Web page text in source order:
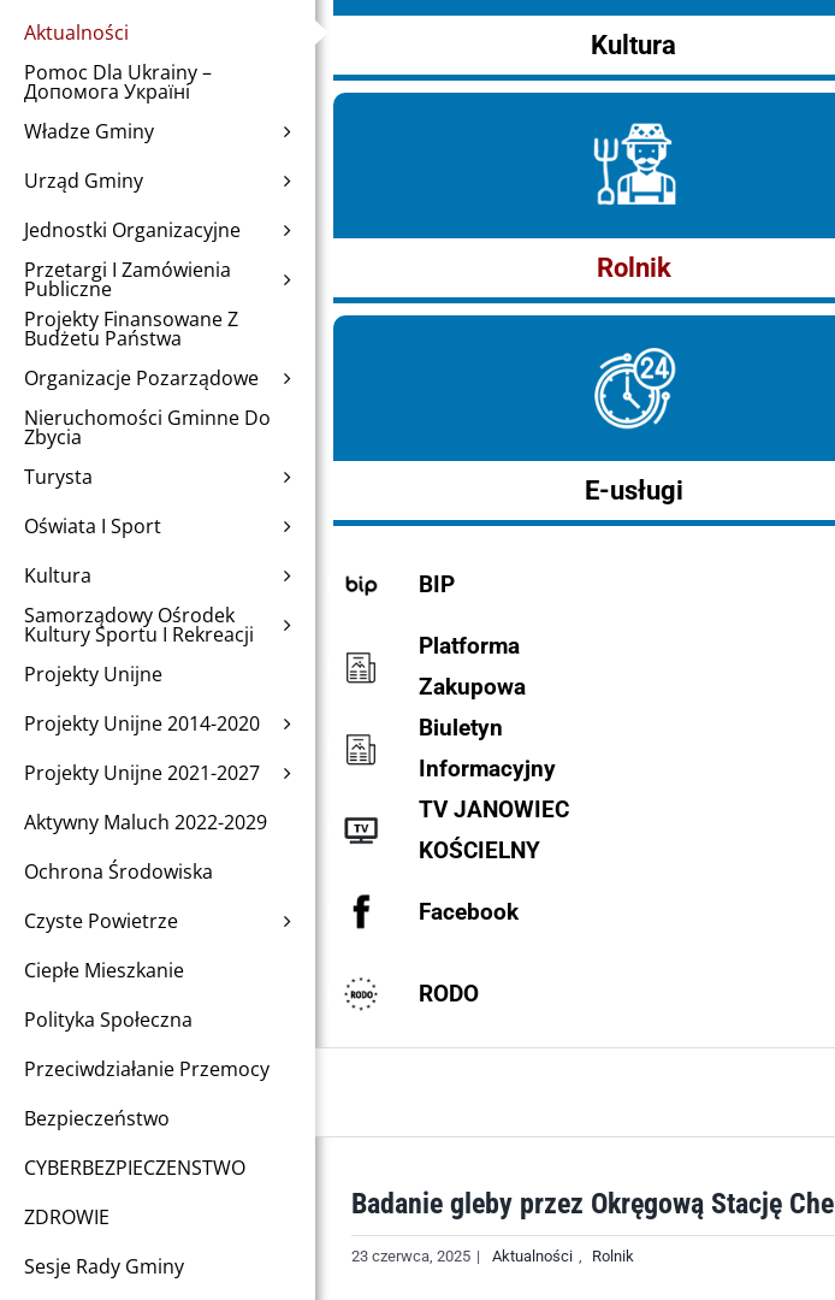
Aktualności
Pomoc Dla Ukrainy –
Допомога Україні
Władze Gminy
Urząd Gminy
Jednostki Organizacyjne
Przetargi I Zamówienia
Publiczne
Projekty Finansowane Z
Budżetu Państwa
Organizacje Pozarządowe
Nieruchomości Gminne Do
Zbycia
Turysta
Oświata I Sport
Kultura
Samorządowy Ośrodek
Kultury Sportu I Rekreacji
Projekty Unijne
Projekty Unijne 2014-2020
Projekty Unijne 2021-2027
Aktywny Maluch 2022-2029
Ochrona Środowiska
Czyste Powietrze
Ciepłe Mieszkanie
Polityka Społeczna
Przeciwdziałanie Przemocy
Bezpieczeństwo
CYBERBEZPIECZENSTWO
ZDROWIE
Sesje Rady Gminy
Kultura
Rolnik
E-usługi
BIP
Platforma
Zakupowa
Biuletyn
Informacyjny
TV JANOWIEC
KOŚCIELNY
Facebook
RODO
Badanie gleby przez Okręgową Stację
23 czerwca, 2025 | Aktualności , Rolnik